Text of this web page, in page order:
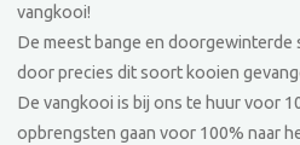
vangkooi!
De meest bange en doorgewinterde
door precies dit soort kooien
De vangkooi is bij ons te huur voor
opbrengsten gaan voor 100% naar